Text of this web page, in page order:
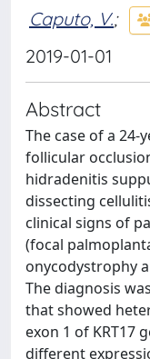
Caputo, V.;
2019-01-01
Abstract
The case of a
follicular
hidradenitis
dissecting
clinical signs of
(focal
onycodystrophy
The diagnosis
that showed
exon 1 of KRT17
different